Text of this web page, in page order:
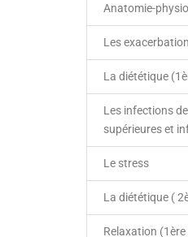
Anatomie-
Les
La diététique
Les infections
supérieures et
Le stress
La diététique (
Relaxation (1ère